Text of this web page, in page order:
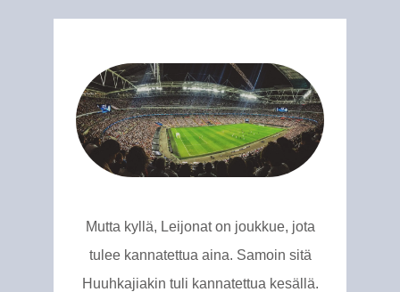
Mutta kyllä, Leijonat on joukkue, jota
tulee kannatettua aina. Samoin sitä
Huuhkajiakin tuli kannatettua kesällä.